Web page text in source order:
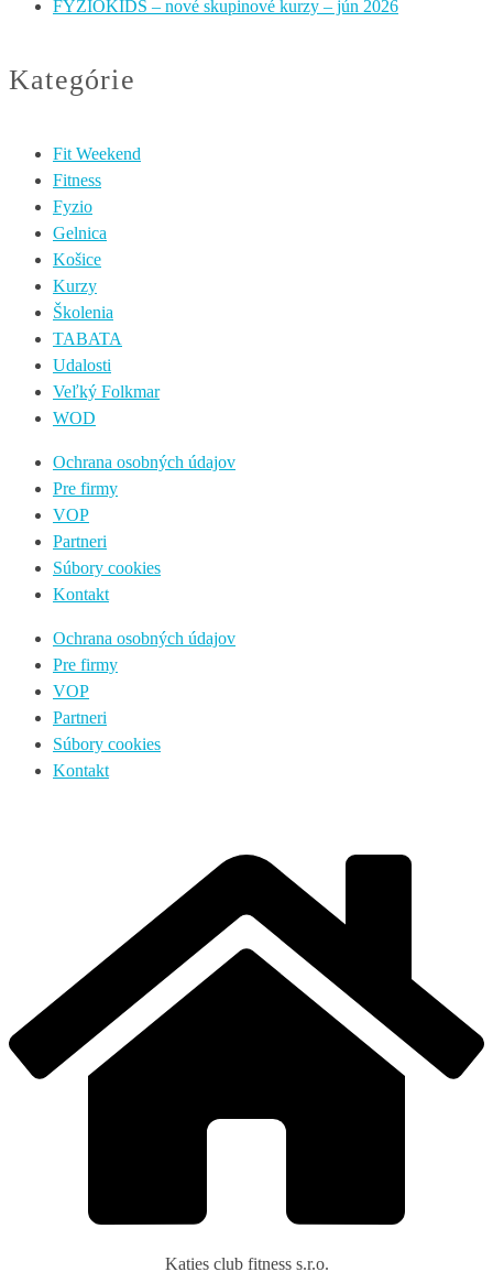
FYZIOKIDS – nové skupinové kurzy – jún 2026
Kategórie
Fit Weekend
Fitness
Fyzio
Gelnica
Košice
Kurzy
Školenia
TABATA
Udalosti
Veľký Folkmar
WOD
Ochrana osobných údajov
Pre firmy
VOP
Partneri
Súbory cookies
Kontakt
Ochrana osobných údajov
Pre firmy
VOP
Partneri
Súbory cookies
Kontakt
Katies club fitness s.r.o.